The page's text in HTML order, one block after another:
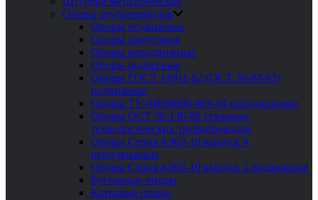
Опоры трубопроводов
Опоры подвижные
Опоры хомутовые
Опоры неподвижные
Опоры подвесные
Опоры ГОСТ 14911-82 (ОСТ 36-94-83)
подвижные
Опоры ТУ-04698606-001-04 неподвижные
Опоры ОСТ 36-146-88 стальных
технологических трубопроводов
Опоры Серия 4.903-10 выпуск 4
неподвижные
Опоры Серия 4.903-10 выпуск 5 подвижные
Бугельные опоры
Катковые опоры